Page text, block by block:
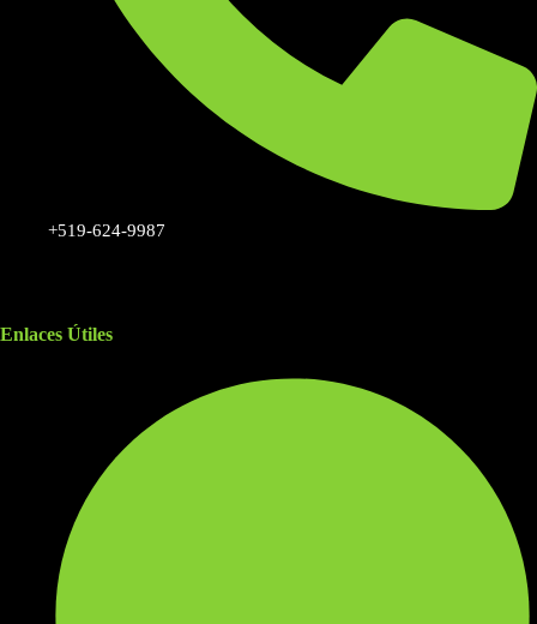
+519-624-9987
Enlaces Útiles